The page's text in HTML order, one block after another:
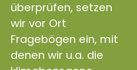
überprüfen, setzen
wir vor Ort
Fragebögen ein, mit
denen wir u.a. die